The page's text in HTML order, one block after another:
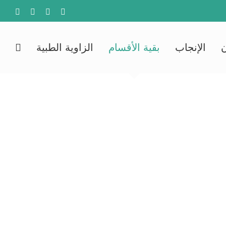
Facebook
YouTube
الإنجاب بقية الأقسام الزاوية الطبية